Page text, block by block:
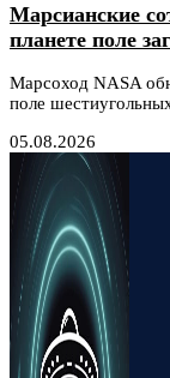
Марсианские
планете поле
Марсоход NASA
поле
05.08.2026